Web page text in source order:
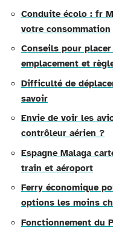
Conduite écolo : fr
votre consommation
Conseils pour
emplacement et
Difficulté de
savoir
Envie de voir les
contrôleur aérien ?
Espagne Malaga
train et aéroport
Ferry économique
options les moins
Fonctionnement du